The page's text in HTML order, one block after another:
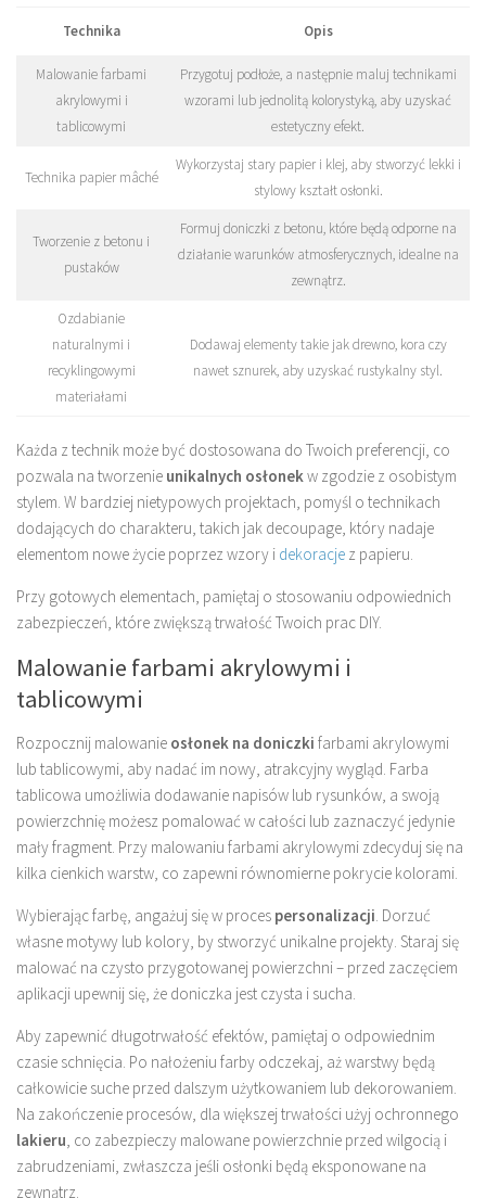
Technika Opis
Malowanie farbami
akrylowymi i
tablicowymi
Przygotuj podłoże, a następnie maluj technikami
wzorami lub jednolitą kolorystyką, aby uzyskać
estetyczny efekt.
Technika papier mâché
Wykorzystaj stary papier i klej, aby stworzyć lekki i
stylowy kształt osłonki.
Tworzenie z betonu i
pustaków
Formuj doniczki z betonu, które będą odporne na
działanie warunków atmosferycznych, idealne na
zewnątrz.
Ozdabianie
naturalnymi i
recyklingowymi
materiałami
Dodawaj elementy takie jak drewno, kora czy
nawet sznurek, aby uzyskać rustykalny styl.
Każda z technik może być dostosowana do Twoich preferencji, co
pozwala na tworzenie unikalnych osłonekw zgodzie z osobistym
stylem. W bardziej nietypowych projektach, pomyśl o technikach
dodających do charakteru, takich jak decoupage, który nadaje
elementom nowe życie poprzez wzory i dekoracje z papieru.
Przy gotowych elementach, pamiętaj o stosowaniu odpowiednich
zabezpieczeń, które zwiększą trwałość Twoich prac DIY.
Malowanie farbami akrylowymi i
tablicowymi
Rozpocznij malowanie osłonek na doniczki farbami akrylowymi
lub tablicowymi, aby nadać im nowy, atrakcyjny wygląd. Farba
tablicowa umożliwia dodawanie napisów lub rysunków, a swoją
powierzchnię możesz pomalować w całości lub zaznaczyć jedynie
mały fragment. Przy malowaniu farbami akrylowymi zdecyduj się na
kilka cienkich warstw, co zapewni równomierne pokrycie kolorami.
Wybierając farbę, angażuj się w proces personalizacji. Dorzuć
własne motywy lub kolory, by stworzyć unikalne projekty. Staraj się
malować na czysto przygotowanej powierzchni – przed zaczęciem
aplikacji upewnij się, że doniczka jest czysta i sucha.
Aby zapewnić długotrwałość efektów, pamiętaj o odpowiednim
czasie schnięcia. Po nałożeniu farby odczekaj, aż warstwy będą
całkowicie suche przed dalszym użytkowaniem lub dekorowaniem.
Na zakończenie procesów, dla większej trwałości użyj ochronnego
lakieru, co zabezpieczy malowane powierzchnie przed wilgocią i
zabrudzeniami, zwłaszcza jeśli osłonki będą eksponowane na
zewnątrz.